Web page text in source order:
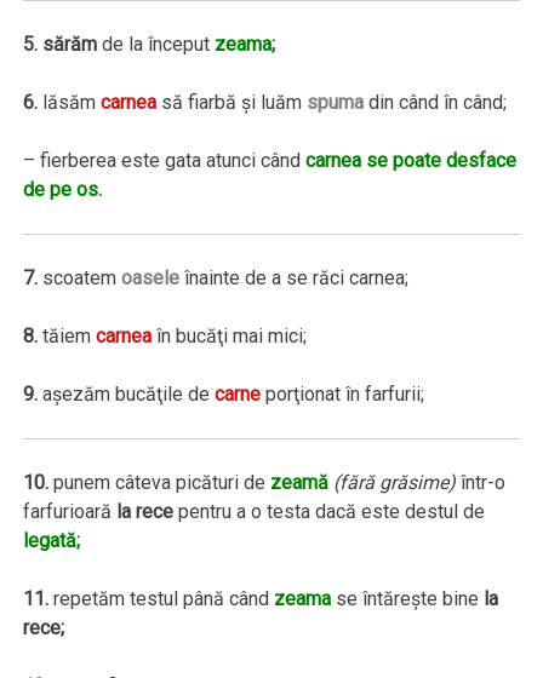
5. sărăm de la început zeama;
6. lăsămcarnea să fiarbă şi luăm spuma din când în când;
– fierberea este gata atunci cândcarnea se poate desface
de pe os.
7. scoatemoasele înainte de a se răci carnea;
8. tăiemcarnea în bucăţi mai mici;
9. aşezăm bucăţile decarne porţionat în farfurii;
10. punem câteva picături de zeamă (fără grăsime) într-o
farfurioară la rece pentru a o testa dacă este destul de
legată;
11. repetăm testul până când zeama se întăreşte bine la
rece;